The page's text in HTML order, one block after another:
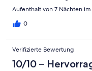
Vorfeld, sowie während
Haus steht in 2. Reihe,
Großer Pluspunkt war
Einkaufsmöglichkeiten
Wir kommen definitiv
Aufenthalt von 7 Nächten
0
Verifizierte Bewertung
10/10 –